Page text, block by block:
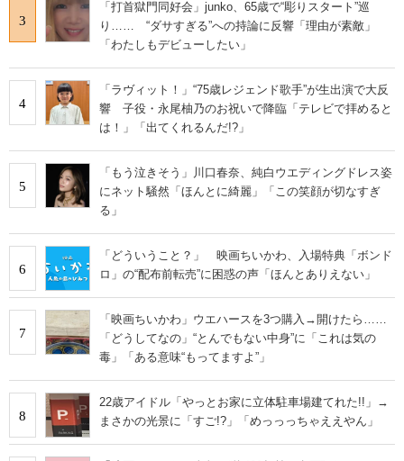
3
「打首獄門同好会」junko、65歳で“彫りスタート”巡
り…… “ダサすぎる”への持論に反響「理由が素敵」
「わたしもデビューしたい」
4
「ラヴィット！」“75歳レジェンド歌手”が生出演で大反
響 子役・永尾柚乃のお祝いで降臨「テレビで拝めると
は！」「出てくれるんだ!?」
5
「もう泣きそう」川口春奈、純白ウエディングドレス姿
にネット騒然「ほんとに綺麗」「この笑顔が切なすぎ
る」
6
「どういうこと？」 映画ちいかわ、入場特典「ボンド
ロ」の“配布前転売”に困惑の声「ほんとありえない」
7
「映画ちいかわ」ウエハースを3つ購入→開けたら……
「どうしてなの」“とんでもない中身”に「これは気の
毒」「ある意味“もってますよ”」
8
22歳アイドル「やっとお家に立体駐車場建てれた!!」→
まさかの光景に「すご!?」「めっっっちゃええやん」